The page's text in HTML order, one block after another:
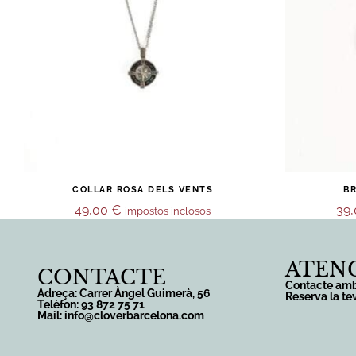
COLLAR ROSA DELS VENTS
49,00 € impostos inclosos
CONTACTE
Adreça: Carrer Àngel Guimerà, 56
Telèfon: 93 872 75 71
Mail: info@cloverbarcelona.com
Contacte
Reserva la